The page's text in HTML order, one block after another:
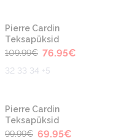
-30%
Pierre Cardin
Teksapüksid
109.99€ 76.95€
32 33 34 +5
-30%
Pierre Cardin
Teksapüksid
99.99€ 69.95€